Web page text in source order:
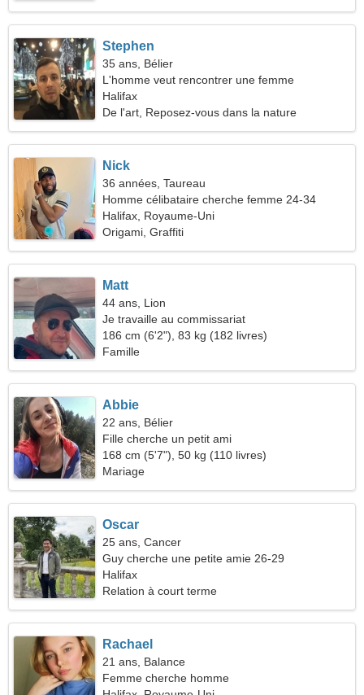
Stephen
35 ans, Bélier
L'homme veut rencontrer une femme
Halifax
De l'art, Reposez-vous dans la nature
Nick
36 années, Taureau
Homme célibataire cherche femme 24-34
Halifax, Royaume-Uni
Origami, Graffiti
Matt
44 ans, Lion
Je travaille au commissariat
186 cm (6'2"), 83 kg (182 livres)
Famille
Abbie
22 ans, Bélier
Fille cherche un petit ami
168 cm (5'7"), 50 kg (110 livres)
Mariage
Oscar
25 ans, Cancer
Guy cherche une petite amie 26-29
Halifax
Relation à court terme
Rachael
21 ans, Balance
Femme cherche homme